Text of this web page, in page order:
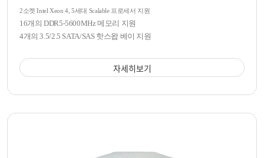
2소켓 Intel Xeon 4, 5세대 Scalable 프로세서 지원
16개의 DDR5-5600MHz 메모리 지원
4개의 3.5/2.5 SATA/SAS 핫스왑 베이 지원
자세히보기